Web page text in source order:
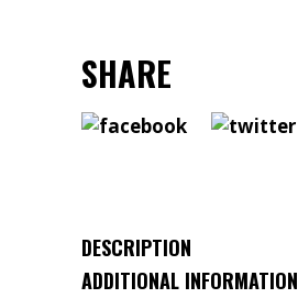
SHARE
DESCRIPTION
ADDITIONAL INFORMATION